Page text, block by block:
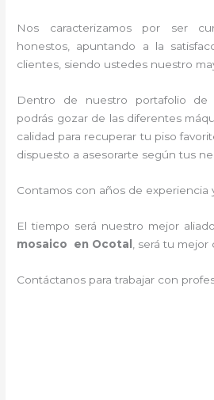
Nos caracterizamos por ser
honestos, apuntando a la
clientes, siendo ustedes nuestro
Dentro de nuestro portafolio de
podrás gozar de las diferentes
calidad para recuperar tu piso
dispuesto a asesorarte según tus
Contamos con años de experiencia
El tiempo será nuestro mejor
mosaico en Ocotal
, será tu mejor
Contáctanos para trabajar con